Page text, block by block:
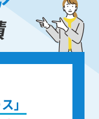
整理